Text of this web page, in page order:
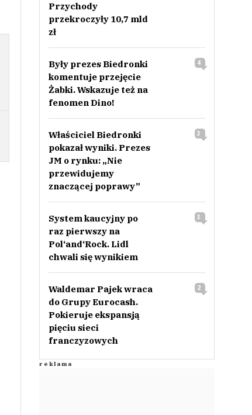
Przychody
przekroczyły 10,7 mld
zł
Były prezes Biedronki
komentuje przejęcie
Żabki. Wskazuje też na
fenomen Dino!
4
Właściciel Biedronki
pokazał wyniki. Prezes
JM o rynku: „Nie
przewidujemy
znaczącej poprawy”
3
System kaucyjny po
raz pierwszy na
Pol‘and‘Rock. Lidl
chwali się wynikiem
3
Waldemar Pajek wraca
do Grupy Eurocash.
Pokieruje ekspansją
pięciu sieci
franczyzowych
2